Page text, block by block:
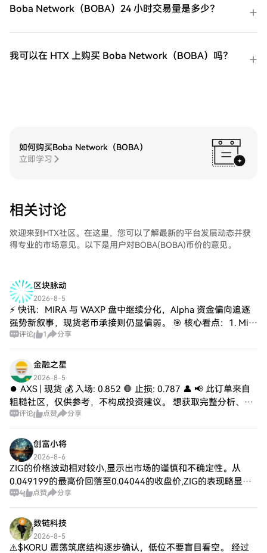
好的用户体验。
Boba Network（BOBA）24 小时交易量是多少？
我可以在 HTX 上购买 Boba Network（BOBA）吗？
如何购买Boba Network（BOBA）
立即学习
相关讨论
欢迎来到HTX社区。在这里，您可以了解最新的平台发展动态并获
得专业的市场意见。以下是用户对BOBA(BOBA)币价的意见。
区块脉动
2026-8-5
⚡ 快讯：MIRA 与 WAXP 盘中继续分化，Alpha 资金偏向追逐
强势新叙事，现货老币承接则仍显偏弱。 🎯 核心看点：1. Mira
Network 报 $0.0418，24h +4.13%，作
评论 1 分享
金融之星
2026-8-5
⏺️ AXS | 现货 💰 入场: 0.852 🛑 止损: 0.787 👤 📢 此订单来自
粗糙社区，仅供参考，不构成投资建议。 想获取完整分析、入
场逻辑及后续更新，欢迎加入我们的社区！ #交易信号 #
评论 点赞 分享
创富小将
2026-8-6
ZIG的价格波动相对较小,显示出市场的谨慎和不确定性。从
0.049199的最高价回落至0.04044的收盘价,ZIG的表现略显疲
弱,且已经出现了负增长,这可能会影响投资者的信心。 市场情
4 点赞 分享
数链科技
2026-8-5
⚠️$KORU 震荡筑底结构逐步确认，低位不要盲目看空。 经过